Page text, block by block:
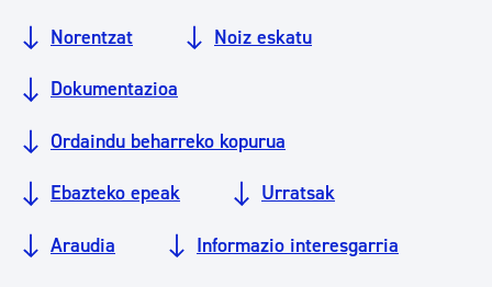
Norentzat Noiz eskatu
Dokumentazioa
Ordaindu beharreko kopurua
Ebazteko epeak Urratsak
Araudia Informazio interesgarria